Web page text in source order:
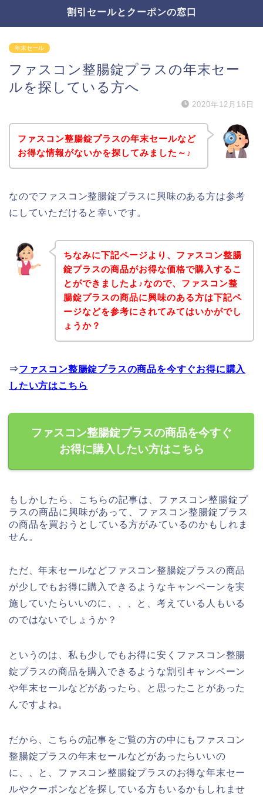
割引セールとクーポンの窓口
年末セール
ファスコン整腸錠プラスの年末セー
ルを探している方へ
2020年12月16日
ファスコン整腸錠プラスの年末セールなど
お得な情報がないかを探してみました～♪
なのでファスコン整腸錠プラスに興味のある方は参考
にしていただけると幸いです。
ちなみに下記ページより、ファスコン整腸
錠プラスの商品がお得な価格で購入するこ
とができましたよ♪なので、ファスコン整
腸錠プラスの商品に興味のある方は下記ペ
ージなどを参考にされてみてはいかがでし
ょうか？
⇒ファスコン整腸錠プラスの商品を今すぐお得に購入
したい方はこちら
ファスコン整腸錠プラスの商品を今すぐ
お得に購入したい方はこちら
もしかしたら、こちらの記事は、ファスコン整腸錠プ
ラスの商品に興味があって、ファスコン整腸錠プラス
の商品を買おうとしている方がみているのかもしれま
せん。
ただ、年末セールなどファスコン整腸錠プラスの商品
が少しでもお得に購入できるようなキャンペーンを実
施していたらいいのに、、、と、考えている人もいる
のではないでしょうか？
というのは、私も少しでもお得に安くファスコン整腸
錠プラスの商品を購入できるような割引キャンペーン
や年末セールなどがあったら、と思ったことがあった
んですよね。
だから、こちらの記事をご覧の方の中にもファスコン
整腸錠プラスの年末セールなどがあったらいいの
に、、と、ファスコン整腸錠プラスのお得な年末セー
ルやクーポンなどを探している方もいるかもしれませ